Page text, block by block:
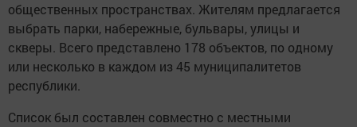
общественных пространствах. Жителям предлагается
выбрать парки, набережные, бульвары, улицы и
скверы. Всего представлено 178 объектов, по одному
или несколько в каждом из 45 муниципалитетов
республики.
Список был составлен совместно с местными